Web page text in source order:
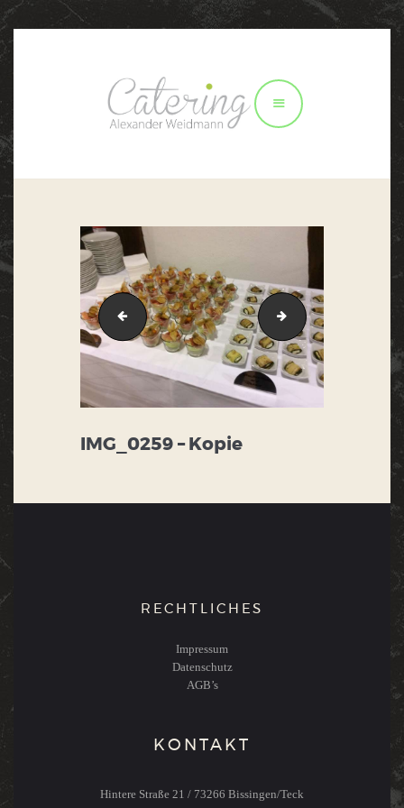
IMPRESSIONEN
REZEPTIDEEN
KONTAKT
IMG_0076 IMG_0261
IMG_0259 – Kopie
RECHTLICHES
Impressum
Datenschutz
AGB’s
KONTAKT
Hintere Straße 21 / 73266 Bissingen/Teck